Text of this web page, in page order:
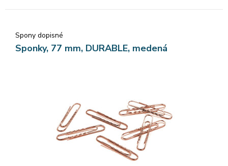
Spony dopisné
Sponky, 77 mm, DURABLE, medená